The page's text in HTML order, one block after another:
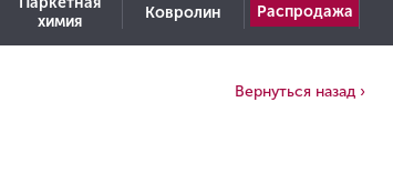
химия
Ковролин Распродажа
Вернуться назад ›